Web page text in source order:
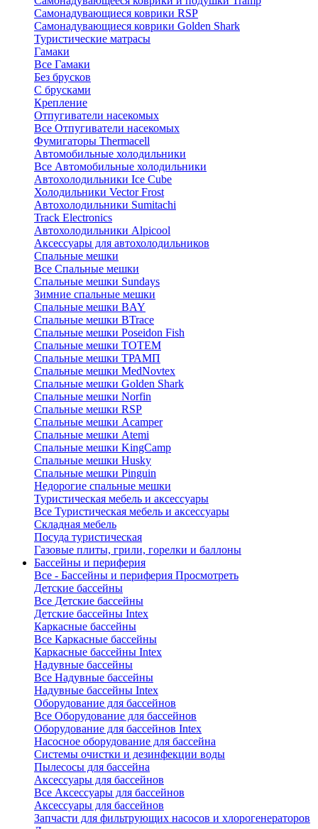
Самонадувающиеся коврики RSP
Самонадувающиеся коврики Golden Shark
Туристические матрасы
Гамаки
Все Гамаки
Без брусков
С брусками
Крепление
Отпугиватели насекомых
Все Отпугиватели насекомых
Фумигаторы Thermacell
Автомобильные холодильники
Все Автомобильные холодильники
Автохолодильники Ice Cube
Холодильники Vector Frost
Автохолодильники Sumitachi
Track Electronics
Автохолодильники Alpicool
Аксессуары для автохолодильников
Спальные мешки
Все Спальные мешки
Спальные мешки Sundays
Зимние спальные мешки
Спальные мешки BAY
Спальные мешки BTrace
Спальные мешки Poseidon Fish
Спальные мешки ТОТЕМ
Спальные мешки ТРАМП
Cпальные мешки MedNovtex
Спальные мешки Golden Shark
Спальные мешки Norfin
Спальные мешки RSP
Спальные мешки Acamper
Спальные мешки Atemi
Спальные мешки KingCamp
Спальные мешки Husky
Спальные мешки Pinguin
Недорогие спальные мешки
Туристическая мебель и аксессуары
Все Туристическая мебель и аксессуары
Складная мебель
Посуда туристическая
Газовые плиты, грили, горелки и баллоны
Бассейны и периферия
Все - Бассейны и периферия Просмотреть
Детские бассейны
Все Детские бассейны
Детские бассейны Intex
Каркасные бассейны
Все Каркасные бассейны
Каркасные бассейны Intex
Надувные бассейны
Все Надувные бассейны
Надувные бассейны Intex
Оборудование для бассейнов
Все Оборудование для бассейнов
Оборудование для бассейнов Intex
Насосное оборудование для бассейна
Системы очистки и дезинфекции воды
Пылесосы для бассейна
Аксессуары для бассейнов
Все Аксессуары для бассейнов
Аксессуары для бассейнов
Запчасти для фильтрующих насосов и хлорогенераторов